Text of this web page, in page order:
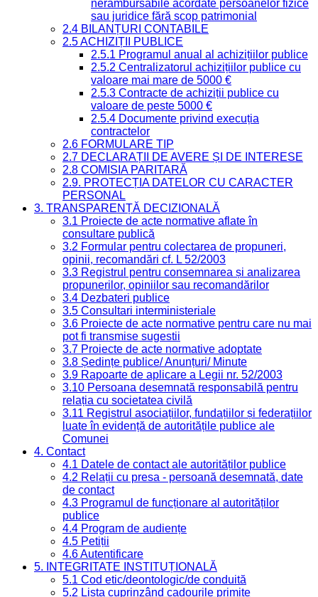
nerambursabile acordate persoanelor fizice
sau juridice fără scop patrimonial
2.4 BILANȚURI CONTABILE
2.5 ACHIZIȚII PUBLICE
2.5.1 Programul anual al achizițiilor publice
2.5.2 Centralizatorul achizițiilor publice cu
valoare mai mare de 5000 €
2.5.3 Contracte de achiziții publice cu
valoare de peste 5000 €
2.5.4 Documente privind execuția
contractelor
2.6 FORMULARE TIP
2.7 DECLARAȚII DE AVERE ȘI DE INTERESE
2.8 COMISIA PARITARĂ
2.9. PROTECȚIA DATELOR CU CARACTER
PERSONAL
3. TRANSPARENȚĂ DECIZIONALĂ
3.1 Proiecte de acte normative aflate în
consultare publică
3.2 Formular pentru colectarea de propuneri,
opinii, recomandări cf. L 52/2003
3.3 Registrul pentru consemnarea și analizarea
propunerilor, opiniilor sau recomandărilor
3.4 Dezbateri publice
3.5 Consultari interministeriale
3.6 Proiecte de acte normative pentru care nu mai
pot fi transmise sugestii
3.7 Proiecte de acte normative adoptate
3.8 Ședințe publice/ Anunțuri/ Minute
3.9 Rapoarte de aplicare a Legii nr. 52/2003
3.10 Persoana desemnată responsabilă pentru
relația cu societatea civilă
3.11 Registrul asociațiilor, fundațiilor și federațiilor
luate în evidență de autoritățile publice ale
Comunei
4. Contact
4.1 Datele de contact ale autorităților publice
4.2 Relații cu presa - persoană desemnată, date
de contact
4.3 Programul de funcționare al autorităților
publice
4.4 Program de audiențe
4.5 Petiții
4.6 Autentificare
5. INTEGRITATE INSTITUȚIONALĂ
5.1 Cod etic/deontologic/de conduită
5.2 Lista cuprinzând cadourile primite